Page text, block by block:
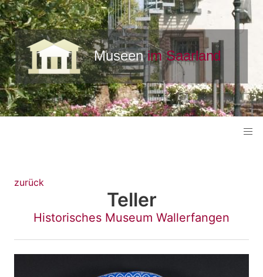
zurück
Teller
Historisches Museum Wallerfangen